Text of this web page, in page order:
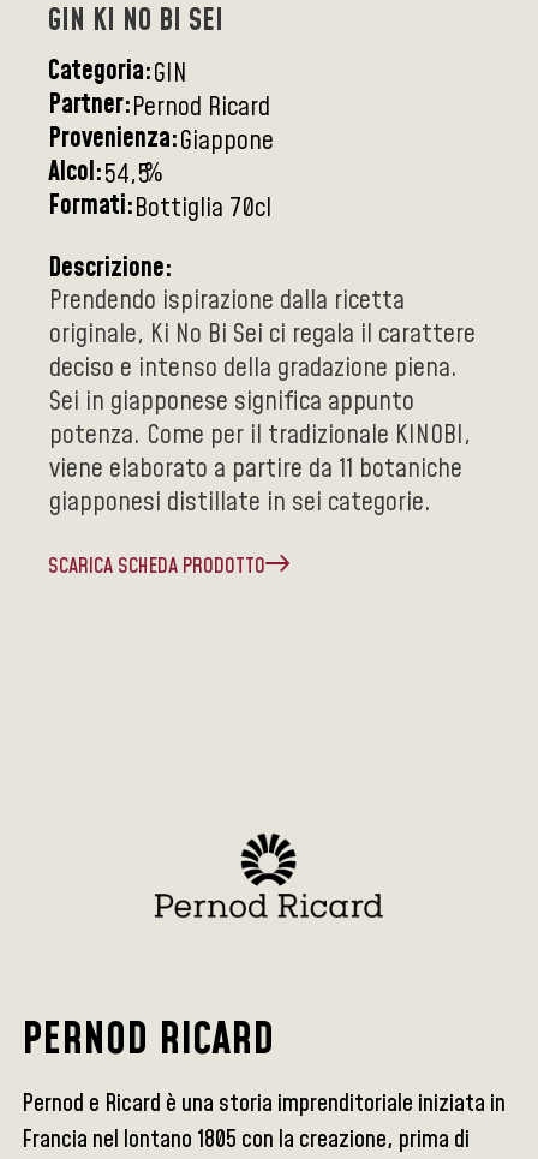
GIN KI NO BI SEI
Categoria:GIN
Partner:Pernod Ricard
Provenienza:Giappone
Alcol:54,5%
Formati:Bottiglia 70cl
Descrizione:
Prendendo ispirazione dalla ricetta
originale, Ki No Bi Sei ci regala il carattere
deciso e intenso della gradazione piena.
Sei in giapponese significa appunto
potenza. Come per il tradizionale KINOBI,
viene elaborato a partire da 11 botaniche
giapponesi distillate in sei categorie.
SCARICA SCHEDA PRODOTTO
PERNOD RICARD
Pernod e Ricard è una storia imprenditoriale iniziata in
Francia nel lontano 1805 con la creazione, prima di